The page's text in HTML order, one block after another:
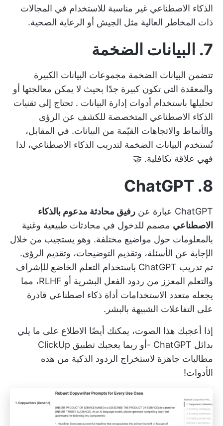
الذكاء الاصطناعي غير مناسبة للاستخدام في المجالات
ذات المخاطر العالية مثل الجيش أو الرعاية الصحية.
7. البيانات الضخمة
تتضمن البيانات الضخمة مجموعات البيانات الكبيرة
والمعقدة التي تكون كبيرة جدًا بحيث لا يمكن معالجتها أو
تحليلها باستخدام أدوات إدارة البيانات . تحتاج إلى تقنيات
الذكاء الاصطناعي المتخصصة للكشف عن الرؤى
والأنماط والاتجاهات القيّمة من البيانات. في المقابل،
تُستخدم البيانات الضخمة لتدريب الذكاء الاصطناعي، لذا
فهي علاقة تكافلية. 🤝
8. ChatGPT
ChatGPT عبارة عن
رفيق محادثة مدعوم بالذكاء
الاصطناعي مصمم للدخول في محادثات طبيعية وغنية
بالمعلومات حول مواضيع مختلفة. وهو يستجيب من خلال
الإجابة عن الأسئلة، وتقديم التوضيحات، وتقديم الرؤى.
تم تدريب ChatGPT باستخدام التعلم الخاضع للإشراف
والتعلم المعزز من ردود الفعل البشرية أو RLHF، مما
يجعله متعدد الاستخدامات أداة ذكاء اصطناعي قادرة
على التفاعلات الشبيهة بالبشر.
إذا أعجبك هذا الصوت، يمكنك أيضًا الاطلاع على ما يلي
بدائل ChatGPT
-أو ربما يعجبك تطبيق ClickUp
مطالبات جاهزة لاستخراج الردود الذكية من هذه
الأدوات!